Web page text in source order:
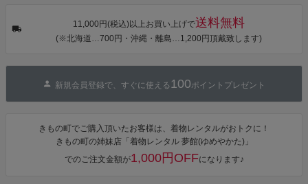
カシュクール
ワンピース 簡
単着付け 大人
11,000円(税込)以上お買い上げで送料無料
(※北海道…700円・沖縄・離島…1,200円頂戴致します)
新規会員登録で、すぐに使える 100ポイントプレゼント
きもの町でご購入頂いたお客様は、着物レンタルがおトクに！
きもの町の姉妹店「着物レンタル 夢館(ゆめやかた)」
でのご注文金額が1,000円OFFになります♪